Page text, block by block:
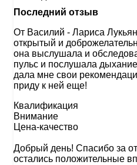
Последний отзыв
От Василий - Лариса
открытый и
она выслушала и
пульс и послушала
дала мне свои
приду к ней еще!
Квалификация
Внимание
Цена-качество
Добрый день! Спасибо за
остались положительные